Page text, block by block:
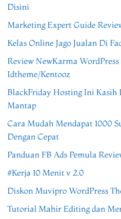
Disini
Marketing Expert Guide
Kelas Online Jago Jualan Di
Review NewKarma WordPress
Idtheme/Kentooz
BlackFriday Hosting Ini Kasih
Mantap
Cara Mudah Mendapat 1000
Dengan Cepat
Panduan FB Ads Pemula
#Kerja 10 Menit v 2.0
Diskon Muvipro WordPress
Tutorial Mahir Editing dan